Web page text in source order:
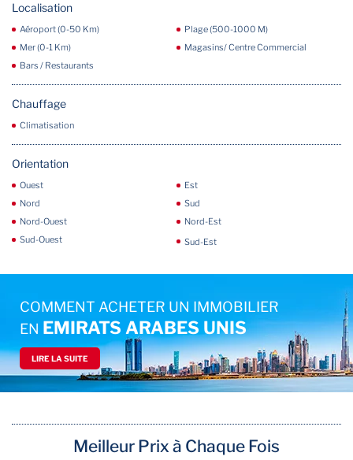
Localisation
Aéroport (0-50 Km)
Plage (500-1000 M)
Mer (0-1 Km)
Magasins/ Centre Commercial
Bars / Restaurants
Chauffage
Climatisation
Orientation
Ouest
Est
Nord
Sud
Nord-Ouest
Nord-Est
Sud-Ouest
Sud-Est
COMMENT ACHETER UN IMMOBILIER
EN EMIRATS ARABES UNIS
LIRE LA SUITE
Meilleur Prix à Chaque Fois